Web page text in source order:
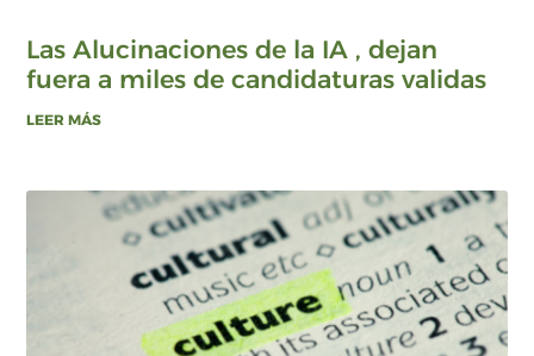
Las Alucinaciones de la IA , dejan
fuera a miles de candidaturas validas
LEER MÁS